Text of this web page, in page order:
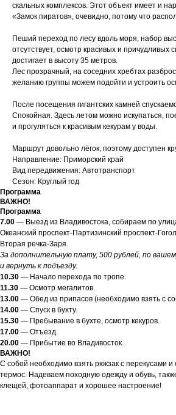
скальных комплексов. Этот объект имеет и
«Замок пиратов», очевидно, потому что
Пеший переход по лесу вдоль моря, набор
отсутствует, осмотр красивых и причудливых
достигает в высоту 35 метров.
Лес прозрачный, на соседних хребтах
желанию группы можем подойти и устроить
После посещения гигантских камней
Спокойная. Здесь летом можно искупаться,
и прогуляться к красивым кекурам у воды.
Маршрут довольно лёгок, поэтому доступен
Направление: Приморский край
Вид передвижения: Автотранспорт
Сезон: Круглый год
Программа
ВАЖНО!
Программа
7.00 — Выезд из Владивостока, собираем по
Океанский проспект-Партизинский проспект-
Вторая речка-Заря.
За дополнительную плату, 500 рублей, по
и вернуть к подъезду.
10.30 — Начало перехода по тропе.
11.30 — Осмотр мегалитов.
13.00 — Обед из припасов (необходимо взять с
14.00 — Спуск в бухту.
15.30 — Пребывание в бухте, осмотр кекуров.
17.00 — Отъезд.
20.00 — Прибытие во Владивосток.
ВАЖНО!
С собой необходимо взять рюкзак с перекусами
термос. Надеваем походную одежду и обувь,
клещей, фотоаппарат и хорошее настроение!